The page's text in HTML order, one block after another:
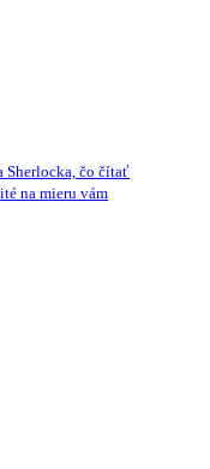
Sherlocka, čo čítať
na mieru vám